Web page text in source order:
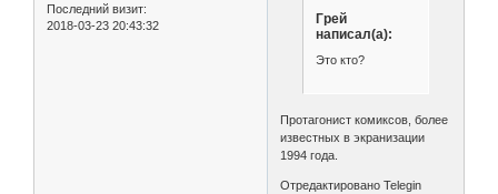
Последний визит:
2018-03-23 20:43:32
Грей
написал(а):
Это кто?
Протагонист комиксов, более
известных в экранизации
1994 года.
Отредактировано Telegin